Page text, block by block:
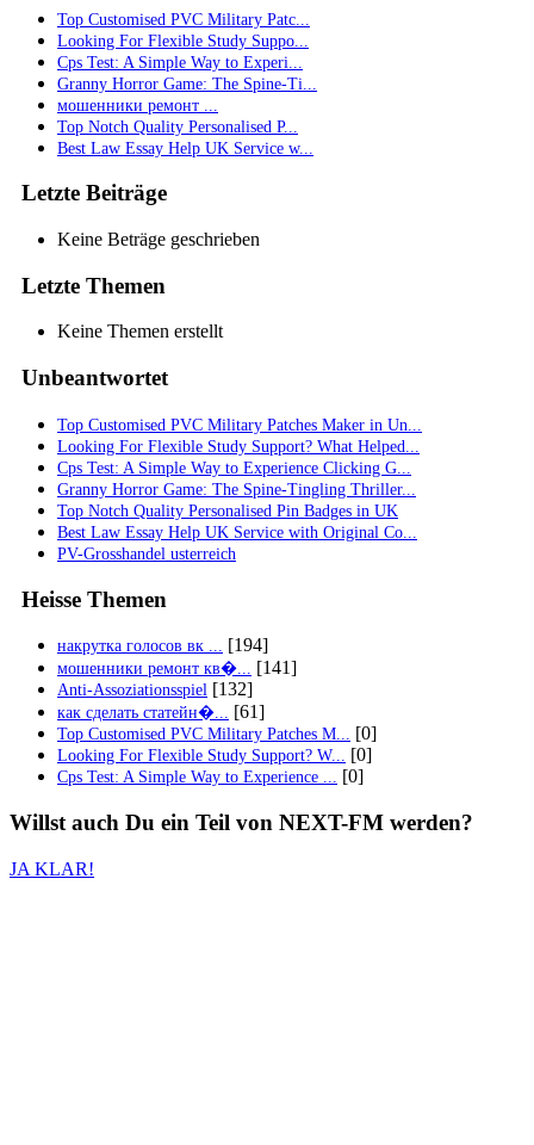
Top Customised PVC Military Patc...
Looking For Flexible Study Suppo...
Cps Test: A Simple Way to Experi...
Granny Horror Game: The Spine-Ti...
мошенники ремонт ...
Top Notch Quality Personalised P...
Best Law Essay Help UK Service w...
Letzte Beiträge
Keine Beträge geschrieben
Letzte Themen
Keine Themen erstellt
Unbeantwortet
Top Customised PVC Military Patches Maker in Un...
Looking For Flexible Study Support? What Helped...
Cps Test: A Simple Way to Experience Clicking G...
Granny Horror Game: The Spine-Tingling Thriller...
Top Notch Quality Personalised Pin Badges in UK
Best Law Essay Help UK Service with Original Co...
PV-Grosshandel usterreich
Heisse Themen
накрутка голосов вк ... [194]
мошенники ремонт кв�... [141]
Anti-Assoziationsspiel [132]
как сделать статейн�... [61]
Top Customised PVC Military Patches M... [0]
Looking For Flexible Study Support? W... [0]
Cps Test: A Simple Way to Experience ... [0]
Willst auch Du ein Teil von NEXT-FM werden?
JA KLAR!